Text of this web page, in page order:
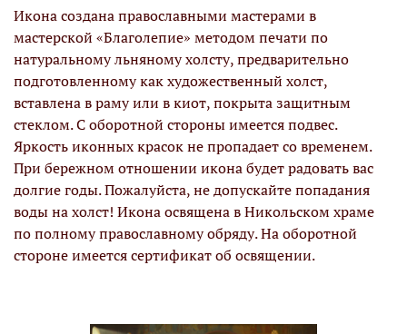
Икона создана православными мастерами в
мастерской «Благолепие» методом печати по
натуральному льняному холсту, предварительно
подготовленному как художественный холст,
вставлена в раму или в киот, покрыта защитным
стеклом. С оборотной стороны имеется подвес.
Яркость иконных красок не пропадает со временем.
При бережном отношении икона будет радовать вас
долгие годы. Пожалуйста, не допускайте попадания
воды на холст! Икона освящена в Никольском храме
по полному православному обряду. На оборотной
стороне имеется сертификат об освящении.